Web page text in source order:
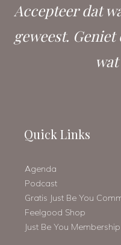
Accepteer dat
geweest.
Quick Links
Agenda
Podcast
Gratis Just Be You
Feelgood Shop
Just Be You Membership